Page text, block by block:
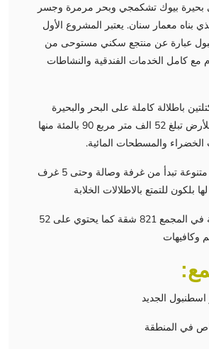
بيوك تشكمجي وبحر مرمرة وجسر
بناه معمار سنان. يعتبر المشروع الأول
عبارة عن منتجع سكني مستوحى من
ايطاليا 7 نجوم مع كامل الخدمات الفندقية والنشاطات
باطلالة كاملة على البحر والبحيرة
المساحة الاجمالية للأرض تبلغ 52 الف متر مربع 90 بالمئة منها
والمسطحات المائية.
خيارات الشقق فيه متنوعة تبدأ من غرفة وصالة وحتى 5 غرف
لها بلكون للتمتع بالاطلالات الخلابة
عدد الشقق السكنية في المجمع 821 شقة كما يحتوي على 52
وكافيهات
الجديد